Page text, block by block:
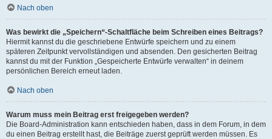
Nach oben
Was bewirkt die „Speichern“-Schaltfläche beim Schreiben eines Beitrags?
Hiermit kannst du die geschriebene Entwürfe speichern und zu einem
späteren Zeitpunkt vervollständigen und absenden. Den gesicherten Beitrag
kannst du mit der Funktion „Gespeicherte Entwürfe verwalten“ in deinem
persönlichen Bereich erneut laden.
Nach oben
Warum muss mein Beitrag erst freigegeben werden?
Die Board-Administration kann entschieden haben, dass in dem Forum, in dem
du einen Beitrag erstellt hast, die Beiträge zuerst geprüft werden müssen. Es